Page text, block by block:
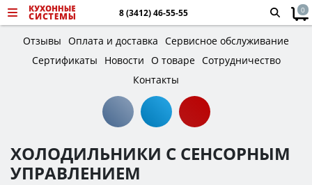
8 (3412) 46-55-55 0
Отзывы Оплата и доставка Сервисное обслуживание
Сертификаты
Новости О товаре Сотрудничество
Контакты
ХОЛОДИЛЬНИКИ С СЕНСОРНЫМ
УПРАВЛЕНИЕМ